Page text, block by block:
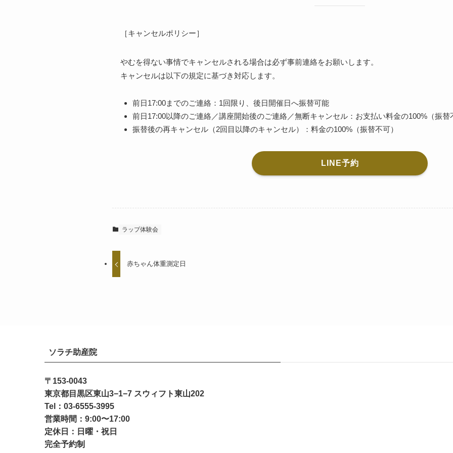
［キャンセルポリシー］
やむを得ない事情でキャンセルされる場合は必ず事前連絡をお願いします。
キャンセルは以下の規定に基づき対応します。
前日17:00までのご連絡：1回限り、後日開催日へ振替可能
前日17:00以降のご連絡／講座開始後のご連絡／無断キャンセル：お支払い料金の100%（振替
振替後の再キャンセル（2回目以降のキャンセル）：料金の100%（振替不可）
LINE予約
ラップ体験会
赤ちゃん体重測定日
ソラチ助産院
〒153-0043
東京都目黒区東山3−1−7 スウィフト東山202
Tel：03-6555-3995
営業時間：9:00〜17:00
定休日：日曜・祝日
完全予約制